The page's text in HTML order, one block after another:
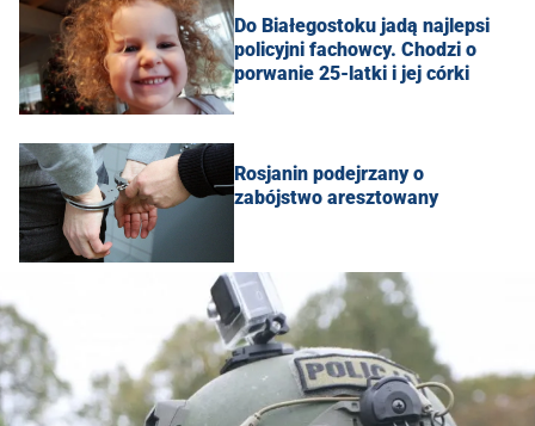
Do Białegostoku jadą najlepsi
policyjni fachowcy. Chodzi o
porwanie 25-latki i jej córki
Rosjanin podejrzany o
zabójstwo aresztowany